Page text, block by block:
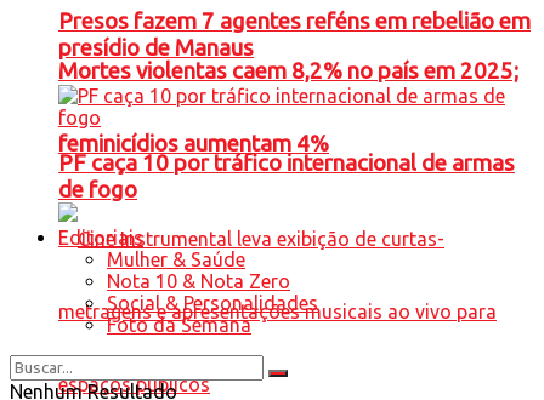
Mortes violentas caem 8,2% no país em 2025;
feminicídios aumentam 4%
Presos fazem 7 agentes reféns em rebelião em
presídio de Manaus
PF caça 10 por tráfico internacional de armas
de fogo
Editoriais
Mulher & Saúde
Nota 10 & Nota Zero
Social & Personalidades
Foto da Semana
Nenhum Resultado